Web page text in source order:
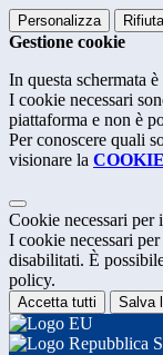
Personalizza
Gestione cookie
In questa schermata
I cookie necessari
piattaforma e non è
Per conoscere quali
visionare la
Cookie necessari per
I cookie necessari
disabilitati. È
policy.
Accetta tutti Salva